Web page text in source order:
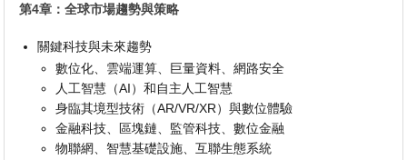
第4章：全球市場趨勢與策略
關鍵科技與未來趨勢
數位化、雲端運算、巨量資料、網路安全
人工智慧（AI）和自主人工智慧
身臨其境型技術（AR/VR/XR）與數位體驗
金融科技、區塊鏈、監管科技、數位金融
物聯網、智慧基礎設施、互聯生態系統